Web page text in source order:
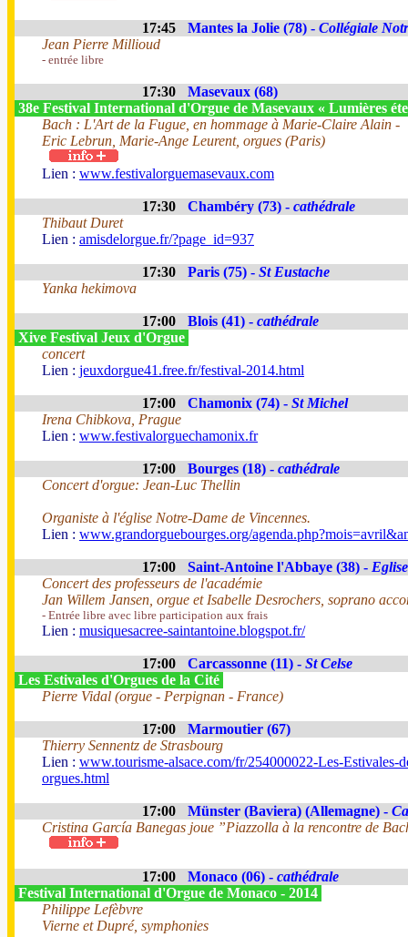
17:45 Mantes la Jolie (78) - Collégiale
Jean Pierre Millioud
- entrée libre
17:30
Masevaux (68)
38e Festival International d'Orgue de Masevaux « Lumières
Bach : L'Art de la Fugue, en hommage à Marie-Claire Alain -
Eric Lebrun, Marie-Ange Leurent, orgues (Paris)
Lien : www.festivalorguemasevaux.com
17:30 Chambéry (73) - cathédrale
Thibaut Duret
Lien : amisdelorgue.fr/?page_id=937
17:30 Paris (75) - St Eustache
Yanka hekimova
17:00 Blois (41) - cathédrale
Xive Festival Jeux d'Orgue
concert
Lien : jeuxdorgue41.free.fr/festival-2014.html
17:00 Chamonix (74) - St Michel
Irena Chibkova, Prague
Lien : www.festivalorguechamonix.fr
17:00 Bourges (18) - cathédrale
Concert d'orgue: Jean-Luc Thellin
Organiste à l'église Notre-Dame de Vincennes.
Lien : www.grandorguebourges.org/
17:00 Saint-Antoine l'Abbaye (38) -
Concert des professeurs de l'académie
Jan Willem Jansen, orgue et Isabelle Desrochers, soprano
- Entrée libre avec libre participation aux frais
Lien : musiquesacree-saintantoine.blogspot.fr/
17:00 Carcassonne (11) - St Celse
Les Estivales d'Orgues de la Cité
Pierre Vidal (orgue - Perpignan - France)
17:00
Marmoutier (67)
Thierry Sennentz de Strasbourg
Lien : www.tourisme-alsace.com/fr/254000022-Les-Estivales-
orgues.html
17:00 Münster (Baviera) (Allemagne) -
Cristina García Banegas joue ”Piazzolla à la rencontre de
17:00 Monaco (06) - cathédrale
Festival International d'Orgue de Monaco - 2014
Philippe Lefèbvre
Vierne et Dupré, symphonies